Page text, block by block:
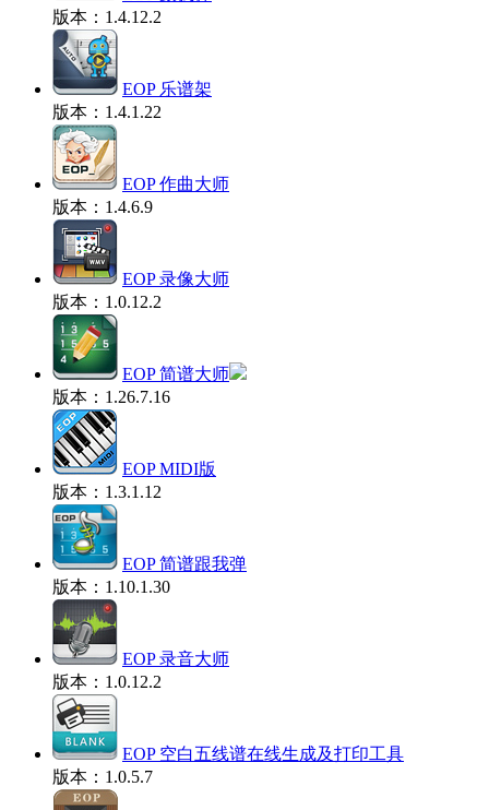
版本：1.4.12.2
EOP 乐谱架
版本：1.4.1.22
EOP 作曲大师
版本：1.4.6.9
EOP 录像大师
版本：1.0.12.2
EOP 简谱大师
版本：1.26.7.16
EOP MIDI版
版本：1.3.1.12
EOP 简谱跟我弹
版本：1.10.1.30
EOP 录音大师
版本：1.0.12.2
EOP 空白五线谱在线生成及打印工具
版本：1.0.5.7